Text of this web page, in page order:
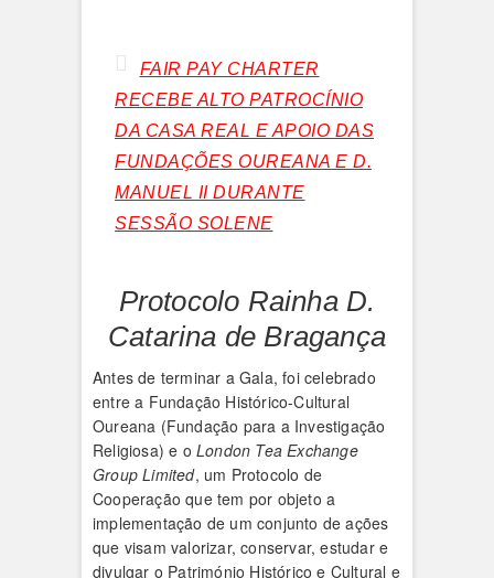
FAIR PAY CHARTER
RECEBE ALTO PATROCÍNIO
DA CASA REAL E APOIO DAS
FUNDAÇÕES OUREANA E D.
MANUEL II DURANTE
SESSÃO SOLENE
Protocolo Rainha D.
Catarina de Bragança
Antes de terminar a Gala, foi celebrado
entre a Fundação Histórico-Cultural
Oureana (Fundação para a Investigação
Religiosa) e o London Tea Exchange
Group Limited, um Protocolo de
Cooperação que tem por objeto a
implementação de um conjunto de ações
que visam valorizar, conservar, estudar e
divulgar o Património Histórico e Cultural e